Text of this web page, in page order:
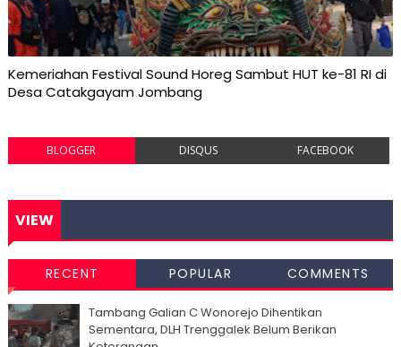
Kemeriahan Festival Sound Horeg Sambut HUT ke-81 RI di
Desa Catakgayam Jombang
BLOGGER DISQUS FACEBOOK
VIEW
RECENT POPULAR COMMENTS
Tambang Galian C Wonorejo Dihentikan
Sementara, DLH Trenggalek Belum Berikan